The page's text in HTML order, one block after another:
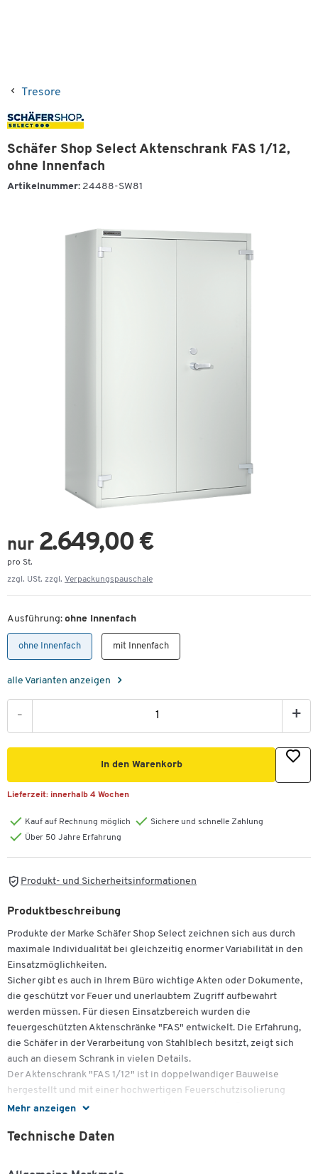
Tresore
Schäfer Shop Select Aktenschrank FAS 1/12,
ohne Innenfach
Artikelnummer: 24488-SW81
nur 2.649,00 €
pro St.
zzgl. USt. zzgl. Verpackungspauschale
Ausführung: ohne Innenfach
ohne Innenfach mit Innenfach
alle Varianten anzeigen
- +
In den Warenkorb
Lieferzeit: innerhalb 4 Wochen
Kauf auf Rechnung möglich
Sichere und schnelle Zahlung
Über 50 Jahre Erfahrung
Produkt- und Sicherheitsinformationen
Mehr anzeigen
Produktbeschreibung
Produkte der Marke Schäfer Shop Select zeichnen sich aus durch
maximale Individualität bei gleichzeitig enormer Variabilität in den
Einsatzmöglichkeiten.
Sicher gibt es auch in Ihrem Büro wichtige Akten oder Dokumente,
die geschützt vor Feuer und unerlaubtem Zugriff aufbewahrt
werden müssen. Für diesen Einsatzbereich wurden die
feuergeschützten Aktenschränke "FAS" entwickelt. Die Erfahrung,
die Schäfer in der Verarbeitung von Stahlblech besitzt, zeigt sich
auch an diesem Schrank in vielen Details.
Der Aktenschrank "FAS 1/12" ist in doppelwandiger Bauweise
hergestellt und mit einer hochwertigen Feuerschutzisolierung
sowie einem Sicherheitszylinderschloss versehen. Der
Innenkorpus ist aus verzinktem Stahlblech mit lichtgrauer
höhenverstellbar. Die 65 mm starken Türen besitzen einen starkem
Technische Daten